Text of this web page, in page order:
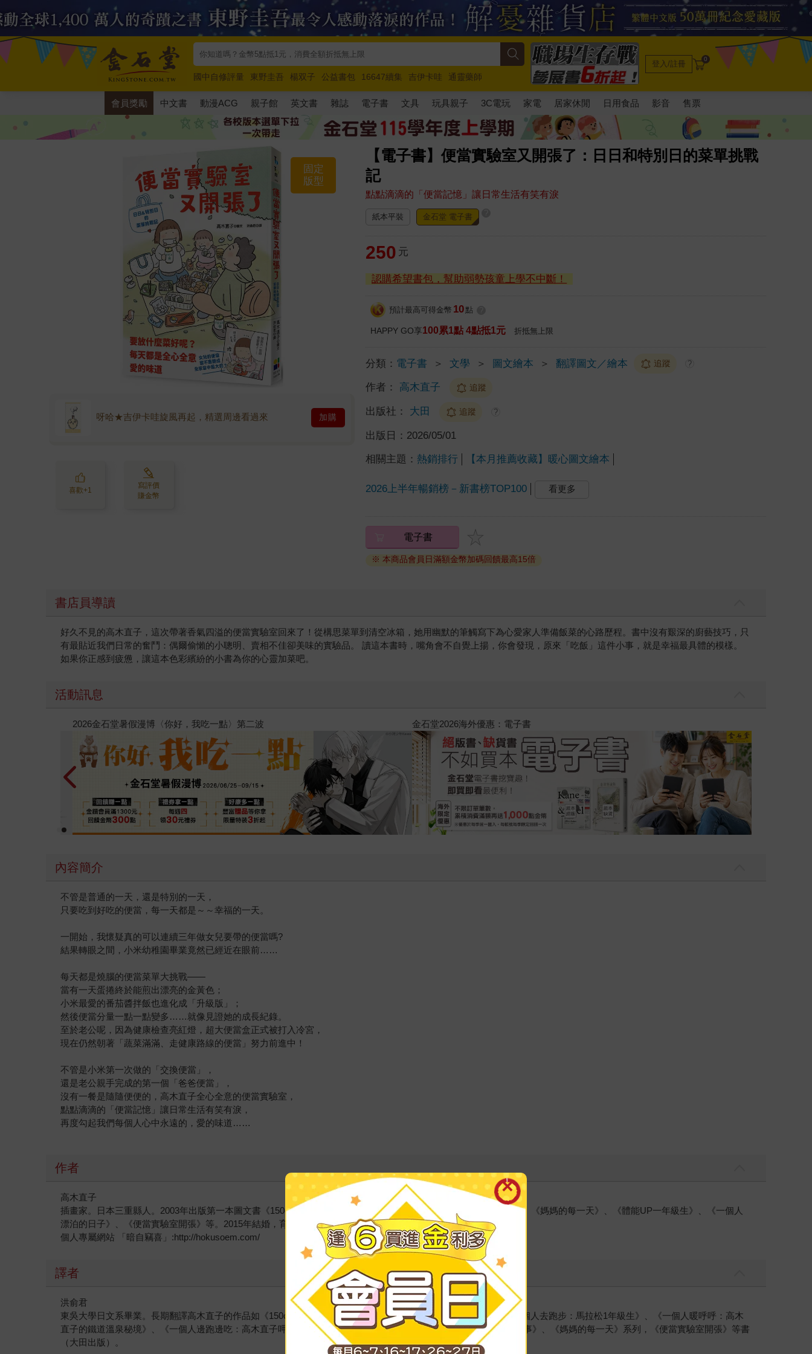
國中自修評量 東野圭吾 楊双子 公益書包 16647續集 吉伊卡哇
通靈藥師
唯紅花綻放
奧德賽 路邊攤新作 馬斯克 玩具總動員5 超慢跑
登入/註冊 0
會員獎勵 中文書 動漫ACG 親子館 英文書 雜誌 電子書 文具 玩具親子 3C電玩 家電 居家休閒 日用食品 影音 售票
【電子書】便當實驗室又開張了：日日和特別日的菜單挑戰
記
點點滴滴的「便當記憶」讓日常生活有笑有淚
固定
版型
呀哈★吉伊卡哇旋風再起，精選周邊看過來 加購
喜歡+1
寫評價
賺金幣
紙本平裝 金石堂 電子書
250 元
認購希望書包，幫助弱勢孩童上學不中斷！
預計最高可得金幣 10 點
HAPPY GO享100累1點 4點抵1元 折抵無上限
分類： 電子書 ＞ 文學 ＞ 圖文繪本 ＞ 翻譯圖文／繪本 追蹤 ?
作者： 高木直子 追蹤
出版社： 大田 追蹤 ?
出版日： 2026/05/01
相關主題： 熱銷排行 【本月推薦收藏】暖心圖文繪本
2026上半年暢銷榜－新書榜TOP100 看更多
電子書
※ 本商品會員日滿額金幣加碼回饋最高15倍
書店員導讀
好久不見的高木直子，這次帶著香氣四溢的便當實驗室回來了！從構思菜單到清空冰箱，她用幽默的筆觸寫下為心愛家人準備飯菜的心路歷程。書中沒有艱深的廚藝技巧，只
有最貼近我們日常的奮鬥：偶爾偷懶的小聰明、賣相不佳卻美味的實驗品。 讀這本書時，嘴角會不自覺上揚，你會發現，原來「吃飯」這件小事，就是幸福最具體的模樣。
如果你正感到疲憊，讓這本色彩繽紛的小書為你的心靈加菜吧。
活動訊息
春光ｘ奇幻基地｜全書系展 2026金石堂暑假漫博〈你好，我吃一點〉第二波
內容簡介
不管是普通的一天，還是特別的一天，
只要吃到好吃的便當，每一天都是～～幸福的一天。
一開始，我懷疑真的可以連續三年做女兒要帶的便當嗎?
結果轉眼之間，小米幼稚園畢業竟然已經近在眼前……
每天都是燒腦的便當菜單大挑戰——
當有一天蛋捲終於能煎出漂亮的金黃色；
小米最愛的番茄醬拌飯也進化成「升級版」；
然後便當分量一點一點變多……就像見證她的成長紀錄。
至於老公呢，因為健康檢查亮紅燈，超大便當盒正式被打入冷宮，
現在仍然朝著「蔬菜滿滿、走健康路線的便當」努力前進中！
不管是小米第一次做的「交換便當」，
還是老公親手完成的第一個「爸爸便當」，
沒有一餐是隨隨便便的，高木直子全心全意的便當實驗室，
點點滴滴的「便當記憶」讓日常生活有笑有淚，
再度勾起我們每個人心中永遠的，愛的味道……
作者
高木直子
插畫家。日本三重縣人。2003年出版第一本圖文書《150cm Life》，主要著作有《一個人去跑步：馬拉松一年級生》、《媽媽的每一天》、《體能UP一年級生》、《一個人
漂泊的日子》、《便當實驗室開張》等。2015年結婚，育有一女，享受育兒生活中。
個人專屬網站 「暗自竊喜」:http://hokusoem.com/
譯者
洪俞君
東吳大學日文系畢業。長期翻譯高木直子的作品如《150cm Life》、《一個人住第5年》、《一個人住第9年》、《一個人去跑步：馬拉松1年級生》、《一個人暖呼呼：高木
直子的鐵道溫泉秘境》、《一個人邊跑邊吃：高木直子呷飽飽馬拉松之旅》、《已經不是一個人：高木直子40脫單故事》、《媽媽的每一天》系列，《便當實驗室開張》等書
（大田出版）。